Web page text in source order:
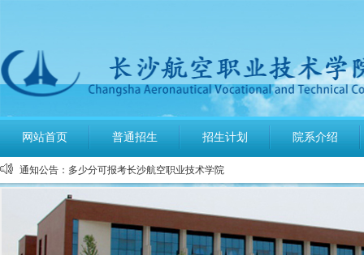
网站首页 普通招生 招生计划 院系介绍
通知公告：
公布2026年高考招生录取使用电话号码
长沙航空职业技术学院空中乘务、机场运行服务与管理报考须知
多少分可报考长沙航空职业技术学院
长沙航空职业技术学院2026年定向培养军士报考须知
长沙航空职业技术学院2026年报考指南
长沙航空职业技术学院2026年招生计划发布
长沙航空职业技术学院2026年招生章程